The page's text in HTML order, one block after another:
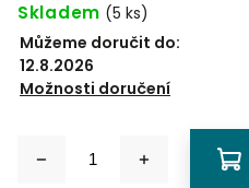
Skladem (5 ks)
Můžeme doručit do:
12.8.2026
Možnosti doručení